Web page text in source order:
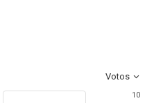
Votos
10